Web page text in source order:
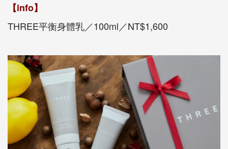
【info】
THREE平衡身體乳／100ml／NT$1,600